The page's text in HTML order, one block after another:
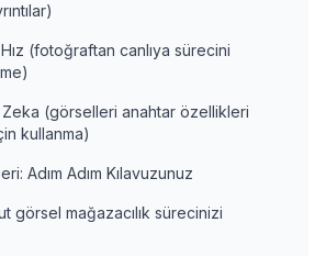
(fotoğraftan canlıya sürecini
(görselleri anahtar özellikleri
kullanma)
Adım Adım Kılavuzunuz
görsel mağazacılık sürecinizi